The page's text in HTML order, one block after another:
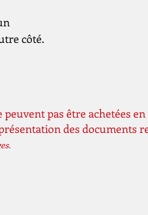
côté.
pas être achetées
des documents